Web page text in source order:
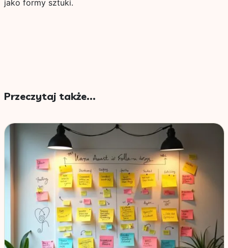
jako formy sztuki.
Przeczytaj także...